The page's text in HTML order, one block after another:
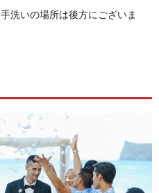
洗いの場所は後方にございま